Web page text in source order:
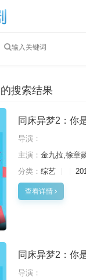
搜索结果
同床异梦2：你
导演：
主演： 金九拉,徐章
分类： 综艺
查看详情
同床异梦2：你
导演：